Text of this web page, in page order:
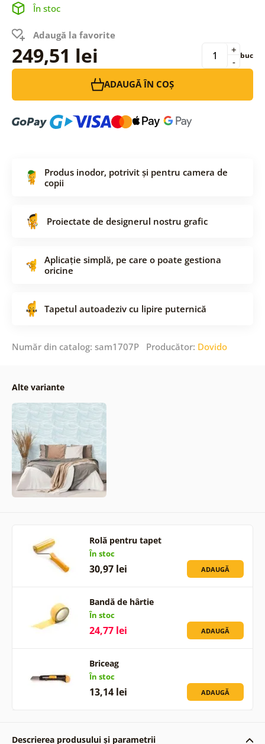
În stoc
Adaugă la favorite
249,51 lei -
+ buc
ADAUGĂ ÎN COȘ
Produs inodor, potrivit și pentru camera de
copii
Proiectate de designerul nostru grafic
Aplicație simplă, pe care o poate gestiona
oricine
Tapetul autoadeziv cu lipire puternică
Număr din catalog: sam1707P Producător: Dovido
Alte variante
Rolă pentru tapet
În stoc
30,97 lei ADAUGĂ
Bandă de hârtie
În stoc
24,77 lei ADAUGĂ
Briceag
În stoc
13,14 lei ADAUGĂ
Descrierea produsului și parametrii